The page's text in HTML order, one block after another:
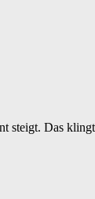
steigt. Das